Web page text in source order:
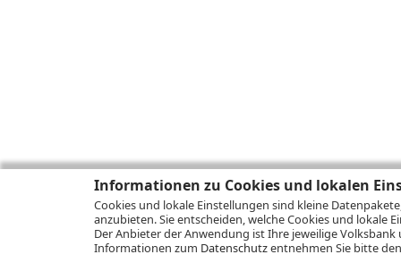
Informationen zu Cookies und lokalen
Cookies und lokale Einstellungen sind kleine
anzubieten. Sie entscheiden, welche Cookies und lokale
Der Anbieter der Anwendung ist Ihre jeweilige Volksbank
Informationen zum Datenschutzentnehmen Sie bitte